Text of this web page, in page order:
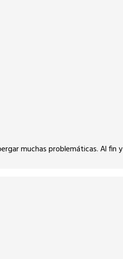
muchas problemáticas. Al fin y